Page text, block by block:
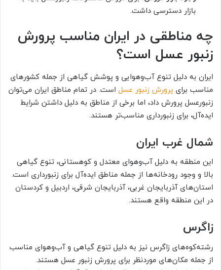
بازار دسترسی داشت.
چه مناطقی در ایران مناسب پرورش
زنبور عسل است؟
ایران به دلیل تنوع آب‌وهوایی و پوشش گیاهی از جمله کشورهای
مناسب برای پرورش زنبور عسل است. در تمام مناطق ایران می‌توان
زنبورعسل پرورش داد، اما برخی از مناطق به دلیل داشتن شرایط
ایده‌آل، برای زنبورداری مناسب‌تر هستند.
شمال غرب ایران
این منطقه به دلیل آب‌وهوای معتدل و کوهستانی، تنوع گیاهی
بالا و وجود رودخانه‌ها از جمله مناطق ایده‌آل برای زنبورداری است.
استان‌های آذربایجان غربی، آذربایجان شرقی، اردبیل و کردستان
در این منطقه واقع هستند.
زاگرس
رشته‌کوه‌های زاگرس نیز به دلیل تنوع گیاهی و آب‌وهوای مناسب
از جمله مکان‌های موردنظر برای پرورش زنبور عسل هستند.